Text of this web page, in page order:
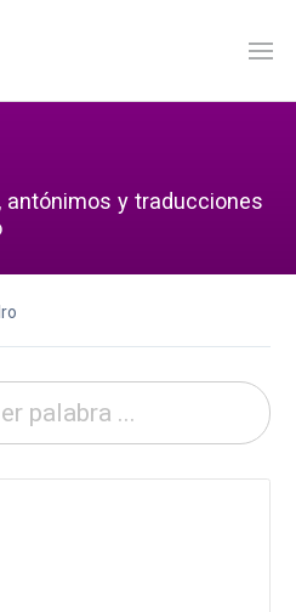
antónimos y traducciones